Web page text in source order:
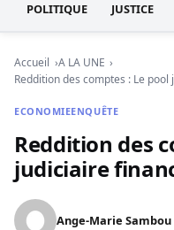
POLITIQUE JUSTICE
Accueil
A LA UNE
Reddition des comptes : Le
ECONOMIEENQUÊTE
Reddition des
judiciaire
Ange-Marie Sambou